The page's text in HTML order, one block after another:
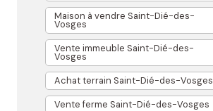
Maison à vendre Saint-Dié-des-
Vosges
Vente immeuble Saint-Dié-des-
Vosges
Achat terrain Saint-Dié-des-Vosges
Vente ferme Saint-Dié-des-Vosges